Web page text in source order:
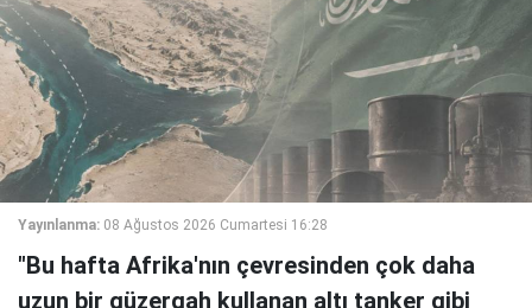
Yayınlanma: 08 Ağustos 2026 Cumartesi 16:28
"Bu hafta Afrika'nın çevresinden çok daha
uzun bir güzergah kullanan altı tanker gibi